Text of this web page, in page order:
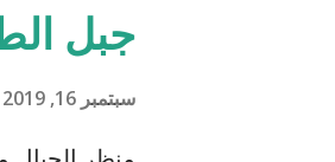
الانسان
ولا يذكر
حسام (أنا
جبل
سبتمبر 16, 2019